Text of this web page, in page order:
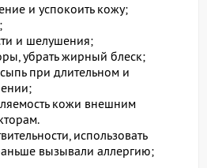
и успокоить кожу;
и шелушения;
убрать жирный блеск;
при длительном и
кожи внешним
использовать
вызывали аллергию;